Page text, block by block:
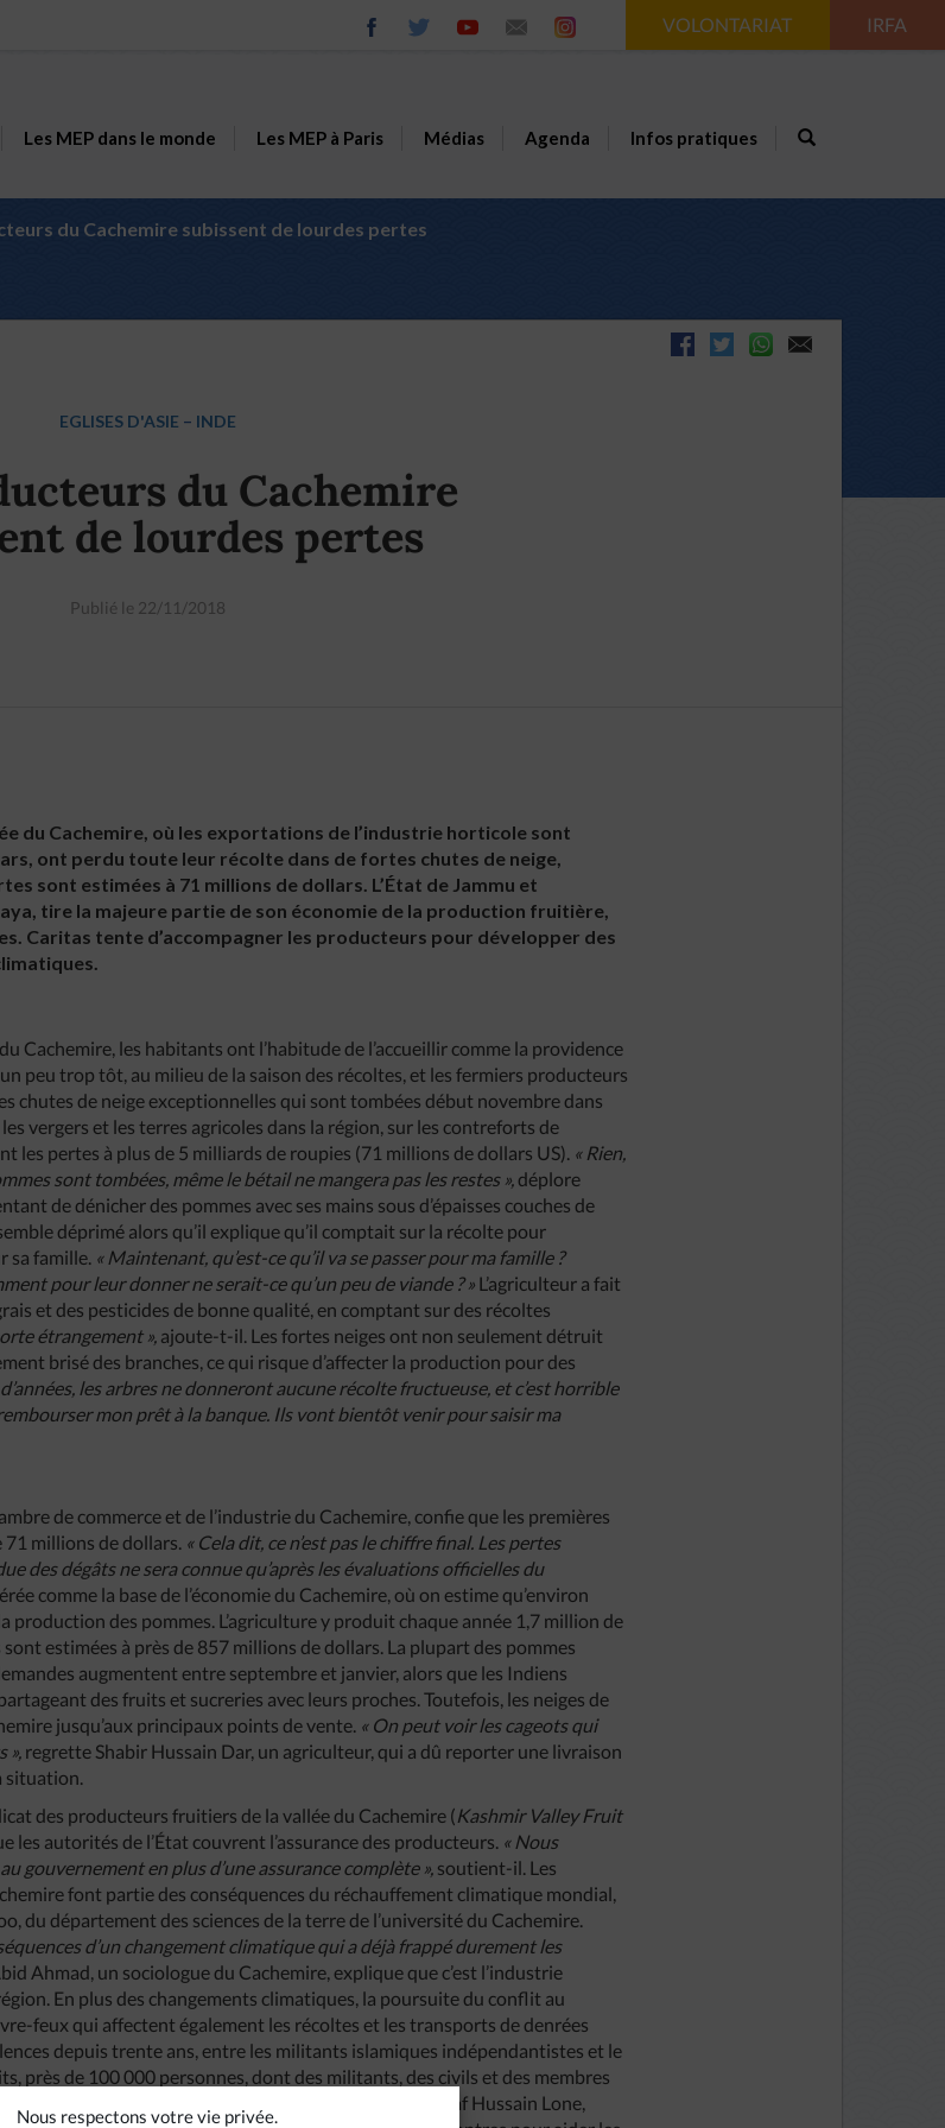
Nous respectons votre vie privée.
VOLONTARIAT IRFA
Les MEP dans le monde Les MEP à Paris Médias Agenda Infos pratiques
du Cachemire subissent de lourdes pertes
EGLISES D'ASIE – INDE
du Cachemire
de lourdes pertes
Publié le 22/11/2018
du Cachemire, où les exportations de l’industrie horticole sont
ont perdu toute leur récolte dans de fortes chutes de neige,
sont estimées à 71 millions de dollars. L’État de Jammu et
tire la majeure partie de son économie de la production fruitière,
Caritas tente d’accompagner les producteurs pour développer des
Cachemire, les habitants ont l’habitude de l’accueillir comme la providence
peu trop tôt, au milieu de la saison des récoltes, et les fermiers producteurs
chutes de neige exceptionnelles qui sont tombées début novembre dans
vergers et les terres agricoles dans la région, sur les contreforts de
les pertes à plus de 5 milliards de roupies (71 millions de dollars US). « Rien,
sont tombées, même le bétail ne mangera pas les restes », déplore
de dénicher des pommes avec ses mains sous d’épaisses couches de
déprimé alors qu’il explique qu’il comptait sur la récolte pour
sa famille. « Maintenant, qu’est-ce qu’il va se passer pour ma famille ?
pour leur donner ne serait-ce qu’un peu de viande ? » L’agriculteur a fait
et des pesticides de bonne qualité, en comptant sur des récoltes
étrangement », ajoute-t-il. Les fortes neiges ont non seulement détruit
brisé des branches, ce qui risque d’affecter la production pour des
les arbres ne donneront aucune récolte fructueuse, et c’est horrible
mon prêt à la banque. Ils vont bientôt venir pour saisir ma
de commerce et de l’industrie du Cachemire, confie que les premières
71 millions de dollars. « Cela dit, ce n’est pas le chiffre final. Les pertes
des dégâts ne sera connue qu’après les évaluations officielles du
comme la base de l’économie du Cachemire, où on estime qu’environ
production des pommes. L’agriculture y produit chaque année 1,7 million de
estimées à près de 857 millions de dollars. La plupart des pommes
augmentent entre septembre et janvier, alors que les Indiens
des fruits et sucreries avec leurs proches. Toutefois, les neiges de
jusqu’aux principaux points de vente. « On peut voir les cageots qui
», regrette Shabir Hussain Dar, un agriculteur, qui a dû reporter une livraison
situation.
des producteurs fruitiers de la vallée du Cachemire (Kashmir Valley Fruit
les autorités de l’État couvrent l’assurance des producteurs. « Nous
gouvernement en plus d’une assurance complète », soutient-il. Les
font partie des conséquences du réchauffement climatique mondial,
du département des sciences de la terre de l’université du Cachemire.
d’un changement climatique qui a déjà frappé durement les
Ahmad, un sociologue du Cachemire, explique que c’est l’industrie
En plus des changements climatiques, la poursuite du conflit au
feux qui affectent également les récoltes et les transports de denrées
depuis trente ans, entre les militants islamiques indépendantistes et le
près de 100 000 personnes, dont des militants, des civils et des membres
Caritas India est très active auprès des fermiers. Altaf Hussain Lone,